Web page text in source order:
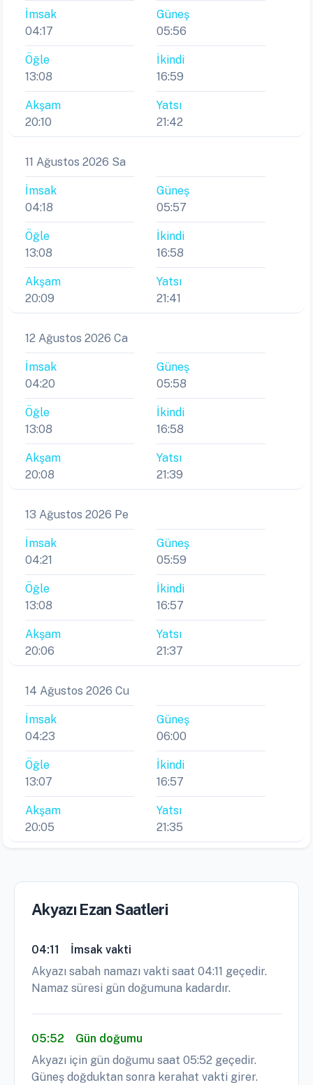
İmsak
04:17
Güneş
05:56
Öğle
13:08
İkindi
16:59
Akşam
20:10
Yatsı
21:42
11 Ağustos 2026 Sa
İmsak
04:18
Güneş
05:57
Öğle
13:08
İkindi
16:58
Akşam
20:09
Yatsı
21:41
12 Ağustos 2026 Ca
İmsak
04:20
Güneş
05:58
Öğle
13:08
İkindi
16:58
Akşam
20:08
Yatsı
21:39
13 Ağustos 2026 Pe
İmsak
04:21
Güneş
05:59
Öğle
13:08
İkindi
16:57
Akşam
20:06
Yatsı
21:37
14 Ağustos 2026 Cu
İmsak
04:23
Güneş
06:00
Öğle
13:07
İkindi
16:57
Akşam
20:05
Yatsı
21:35
Akyazı Ezan Saatleri
04:11
İmsak vakti
Akyazı sabah namazı vakti saat 04:11 geçedir.
Namaz süresi gün doğumuna kadardır.
05:52
Gün doğumu
Akyazı için gün doğumu saat 05:52 geçedir.
Güneş doğduktan sonra kerahat vakti girer.